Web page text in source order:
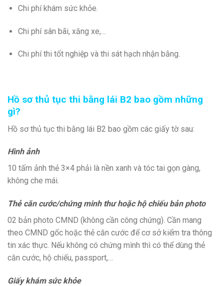
Chi phí khám sức khỏe.
Chi phí sân bãi, xăng xe,…
Chi phí thi tốt nghiệp và thi sát hạch nhận bằng.
Hồ sơ thủ tục thi bằng lái B2 bao gồm những
gì?
Hồ sơ thủ tục thi bằng lái B2 bao gồm các giấy tờ sau:
Hình ảnh
10 tấm ảnh thẻ 3×4 phải là nền xanh và tóc tai gọn gàng,
không che mái.
Thẻ căn cước/chứng minh thư hoặc hộ chiếu bản photo
02 bản photo CMND (không cần công chứng). Cần mang
theo CMND gốc hoặc thẻ căn cước để cơ sở kiểm tra thông
tin xác thực. Nếu không có chứng mình thì có thể dùng thẻ
căn cước, hộ chiếu, passport,…
Giấy khám sức khỏe